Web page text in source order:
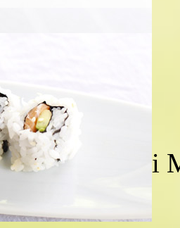
2026 Sushi